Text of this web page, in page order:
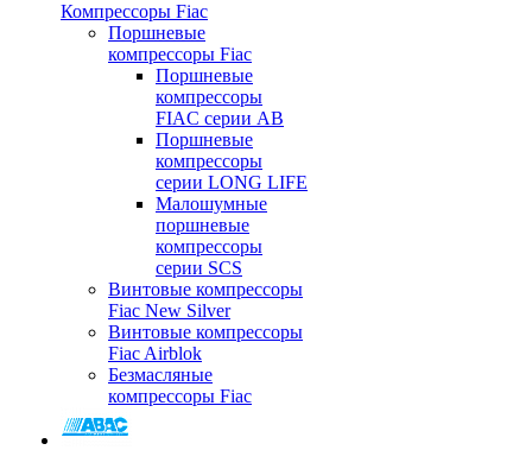
Компрессоры Fiac
Поршневые
компрессоры Fiac
Поршневые
компрессоры
FIAC серии AB
Поршневые
компрессоры
серии LONG LIFE
Малошумные
поршневые
компрессоры
серии SCS
Винтовые компрессоры
Fiac New Silver
Винтовые компрессоры
Fiac Airblok
Безмасляные
компрессоры Fiac